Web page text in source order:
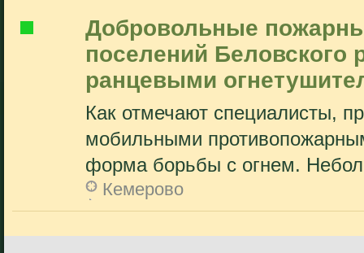
Добровольные
поселений Беловского
ранцевыми
Как отмечают специалисты,
мобильными
форма борьбы с огнем.
Кемерово